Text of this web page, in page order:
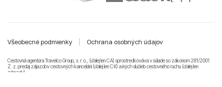
Všeobecné podmienky Ochrana osobných údajov
Cestovná agentúra Travelco Group, s. r. o., (ďalej len CA) sprostredkováva v súlade so zákonom 281/2001
Z. z. predaj zájazdov cestovných kancelárii (ďalej len CK) a iných služieb cestovného ruchu (ďalej len
zájazdy).